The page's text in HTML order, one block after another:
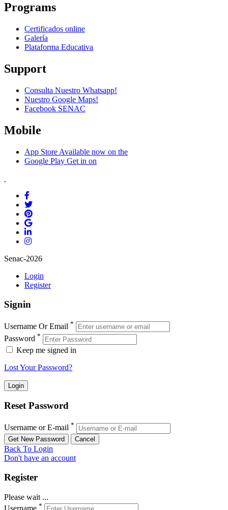
Programs
Certificados online
Galería
Plataforma Educativa
Support
Consulta Nuestro Whatsapp!
Nuestro Google Maps!
Facebook SENAC
Mobile
App Store Available now on the
Google Play Get in on
Senac-2026
Login
Register
Signin
Username Or Email *
Password *
Keep me signed in
Lost Your Password?
Reset Password
Username or E-mail *
Back To Login
Don't have an account
Register
Please wait ...
*